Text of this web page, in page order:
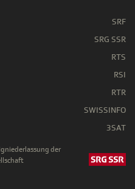
SRF
SRG SSR
RTS
RSI
RTR
SWISSINFO
3SAT
der